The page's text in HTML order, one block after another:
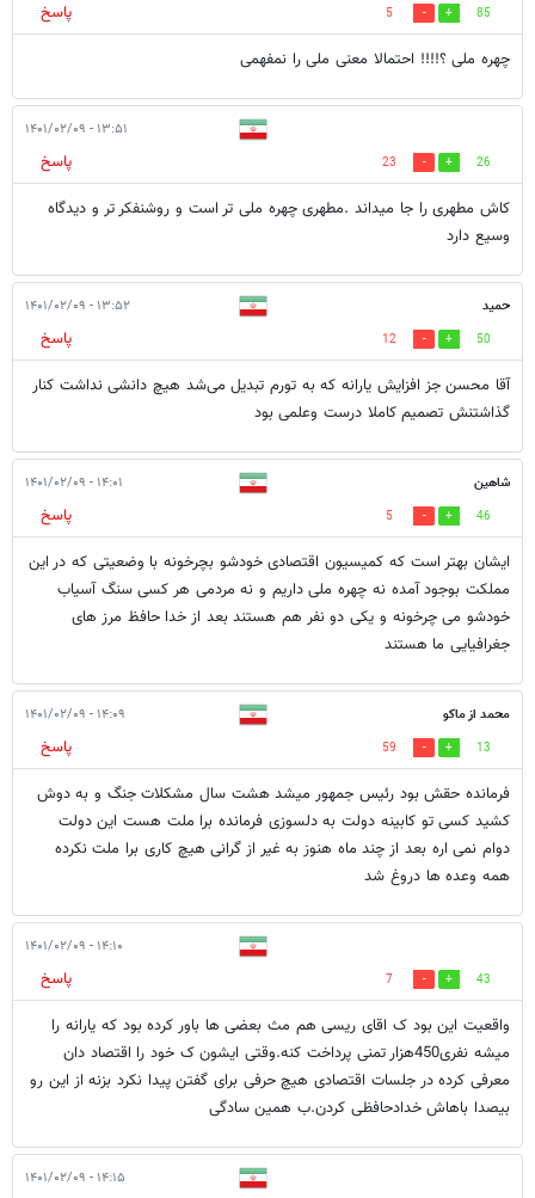
85
5
پاسخ
چهره ملی ؟!!!! احتمالا معنی ملی را نمفهمی
۱۳:۵۱ - ۱۴۰۱/۰۲/۰۹
26
23
پاسخ
کاش مطهری را جا میداند .مطهری چهره ملی تر است و روشنفکر تر و دیدگاه
وسیع دارد
حمید ۱۳:۵۲ - ۱۴۰۱/۰۲/۰۹
50
12
پاسخ
آقا محسن جز افزایش یارانه که به تورم تبدیل می‌شد هیچ دانشی نداشت کنار
گذاشتنش تصمیم کاملا درست وعلمی بود
شاهین ۱۴:۰۱ - ۱۴۰۱/۰۲/۰۹
46
5
پاسخ
ایشان بهتر است که کمیسیون اقتصادی خودشو بچرخونه با وضعیتی که در این
مملکت بوجود آمده نه چهره ملی داریم و نه مردمی هر کسی سنگ آسیاب
خودشو می چرخونه و یکی دو نفر هم هستند بعد از خدا حافظ مرز های
جغرافیایی ما هستند
محمد از ماکو ۱۴:۰۹ - ۱۴۰۱/۰۲/۰۹
13
59
پاسخ
فرمانده حقش بود رئیس جمهور میشد هشت سال مشکلات جنگ و به دوش
کشید کسی تو کابینه دولت به دلسوزی فرمانده برا ملت هست این دولت
دوام نمی اره بعد از چند ماه هنوز به غیر از گرانی هیچ کاری برا ملت نکرده
همه وعده ها دروغ شد
۱۴:۱۰ - ۱۴۰۱/۰۲/۰۹
43
7
پاسخ
واقعیت این بود ک اقای ریسی هم مث بعضی ها باور کرده بود که یارانه را
میشه نفری450هزار تمنی پرداخت کنه.وقتی ایشون ک خود را اقتصاد دان
معرفی کرده در جلسات اقتصادی هیچ حرفی برای گفتن پیدا نکرد بزنه از این رو
بیصدا باهاش خدادحافظی کردن.ب همین سادگی
۱۴:۱۵ - ۱۴۰۱/۰۲/۰۹